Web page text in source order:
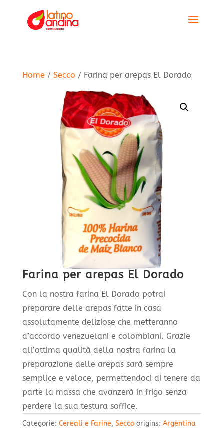
Home / Secco / Farina per arepas El Dorado
Farina per arepas El Dorado
Con la nostra farina El Dorado potrai
preparare delle arepas fatte in casa
assolutamente deliziose che metteranno
d’accordo venezuelani e colombiani. Grazie
all’ottima qualità della nostra farina la
preparazione delle arepas sarà sempre
semplice e veloce, permettendoci di tenere da
parte la massa che avanzerà in frigo senza
perdere la sua testura soffice.
Categorie: Cereali e Farine, Secco origins: Argentina